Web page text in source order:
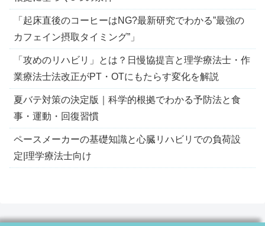
「起床直後のコーヒーはNG?最新研究でわかる”最強の
カフェイン摂取タイミング”」
「攻めのリハビリ」とは？日慢協提言と理学療法士・作
業療法士法改正がPT・OTにもたらす変化を解説
夏バテ対策の決定版｜科学的根拠でわかる予防法と食
事・運動・回復習慣
ペースメーカーの基礎知識と心臓リハビリでの負荷設
定|理学療法士向け